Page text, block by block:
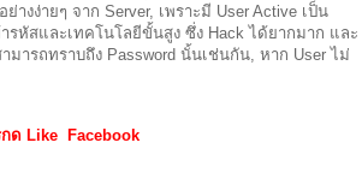
งง่ายๆ จาก Server, เพราะมี User Active เป็น
รหัสและเทคโนโลยีขั้นสูง ซึ่ง Hack ได้ยากมาก และ
รถทราบถึง Password นั้นเช่นกัน, หาก User ไม่
กด Like Facebook